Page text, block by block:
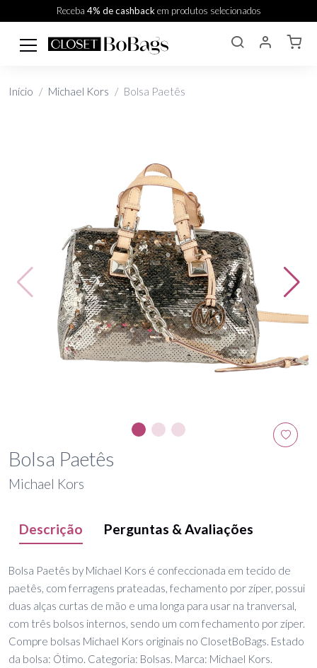
Receba 4% de cashbackem produtos selecionados
Início Michael Kors Bolsa Paetês
Bolsa Paetês
Michael Kors
Descrição Perguntas & Avaliações
Bolsa Paetês by Michael Kors é confeccionada em tecido de
paetês, com ferragens prateadas, fechamento por zíper, possui
duas alças curtas de mão e uma longa para usar na tranversal,
com três bolsos internos, sendo um com fechamento por zíper.
Compre bolsas Michael Kors originais no ClosetBoBags. Estado
da bolsa: Ótimo. Categoria: Bolsas. Marca: Michael Kors.